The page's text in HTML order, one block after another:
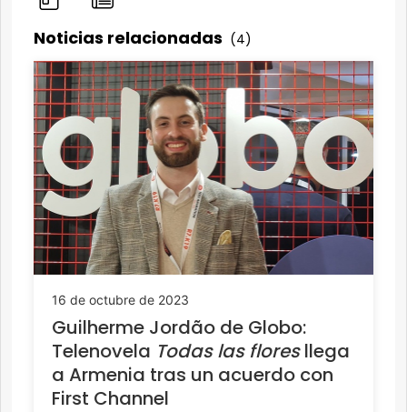
Noticias relacionadas (4)
16 de octubre de 2023
Guilherme Jordão de Globo:
Telenovela Todas las floresllega
a Armenia tras un acuerdo con
First Channel